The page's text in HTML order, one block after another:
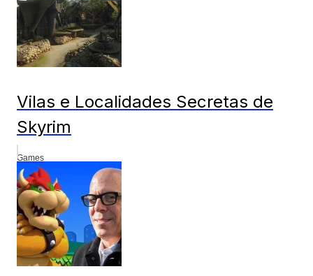
Vilas e Localidades Secretas de
Skyrim
Games